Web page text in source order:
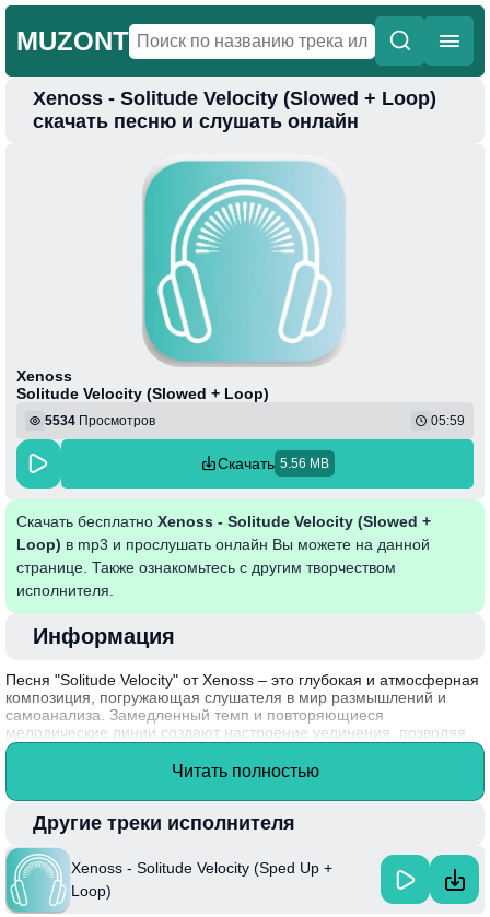
MUZONT
Главная
Xenoss - Solitude Velocity (Slowed + Loop)
скачать песню и слушать онлайн
Xenoss
Solitude Velocity (Slowed + Loop)
5534 Просмотров 05:59
Скачать 5.56 MB
Скачать бесплатно Xenoss - Solitude Velocity (Slowed +
Loop) в mp3 и прослушать онлайн Вы можете на данной
странице. Также ознакомьтесь с другим творчеством
исполнителя.
Информация
Песня "Solitude Velocity" от Xenoss – это глубокая и атмосферная
композиция, погружающая слушателя в мир размышлений и
самоанализа. Замедленный темп и повторяющиеся
мелодические линии создают настроение уединения, позволяя
людям соприкоснуться с собственными эмоциями и
переживаниями. Музыка вызывает ощущение бесконечности,
самым подчеркивая важность момента.
Xenoss, известный своей способностью сочетать различные
музыкальные стили, создает произведения, которые находят
отклик у широкой аудитории. "Solitude Velocity" стала одной из
знаковых работ артиста, демонстрируя его уникальный подход к
созданию звука и эмоций.
Читать полностью
Другие треки исполнителя
Xenoss - Solitude Velocity (Sped Up +
Loop)